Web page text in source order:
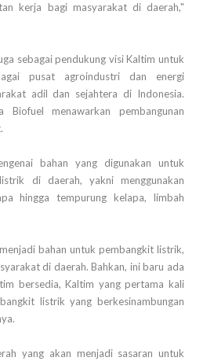
kerja bagi masyarakat di daerah,"
sebagai pendukung visi Kaltim untuk
pusat agroindustri dan energi
adil dan sejahtera di Indonesia.
menawarkan pembangunan
bahan yang digunakan untuk
di daerah, yakni menggunakan
hingga tempurung kelapa, limbah
bahan untuk pembangkit listrik,
di daerah. Bahkan, ini baru ada
bersedia, Kaltim yang pertama kali
listrik yang berkesinambungan
yang akan menjadi sasaran untuk